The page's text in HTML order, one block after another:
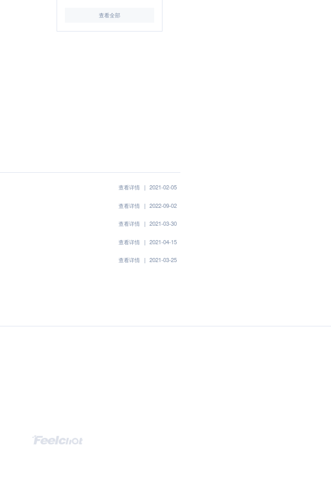
查看全部
查看详情 | 2021-02-05
查看详情 | 2022-09-02
查看详情 | 2021-03-30
查看详情 | 2021-04-15
查看详情 | 2021-03-25